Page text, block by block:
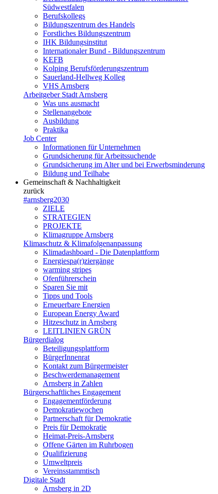
Südwestfalen
Berufskollegs
Bildungszentrum des Handels
Forstliches Bildungszentrum
IHK Bildungsinstitut
Internationaler Bund - Bildungszentrum
KEFB
Kolping Berufsförderungszentrum
Sauerland-Hellweg Kolleg
VHS Arnsberg
Arbeitgeber Stadt Arnsberg
Was uns ausmacht
Stellenangebote
Ausbildung
Praktika
Job Center
Informationen für Unternehmen
Grundsicherung für Arbeitssuchende
Grundsicherung im Alter und bei Erwerbsminderung
Bildung und Teilhabe
Gemeinschaft & Nachhaltigkeit
zurück
#arnsberg2030
ZIELE
STRATEGIEN
PROJEKTE
Klimagruppe Arnsberg
Klimaschutz & Klimafolgenanpassung
Klimadashboard - Die Datenplattform
Energiespa(r)ziergänge
warming stripes
Ofenführerschein
Sparen Sie mit
Tipps und Tools
Erneuerbare Energien
European Energy Award
Hitzeschutz in Arnsberg
LEITLINIEN GRÜN
Bürgerdialog
Beteiligungsplattform
BürgerInnenrat
Kontakt zum Bürgermeister
Beschwerdemanagement
Arnsberg in Zahlen
Bürgerschaftliches Engagement
Engagementförderung
Demokratiewochen
Partnerschaft für Demokratie
Preis für Demokratie
Heimat-Preis-Arnsberg
Offene Gärten im Ruhrbogen
Qualifizierung
Umweltpreis
Vereinsstammtisch
Digitale Stadt
Arnsberg in 2D